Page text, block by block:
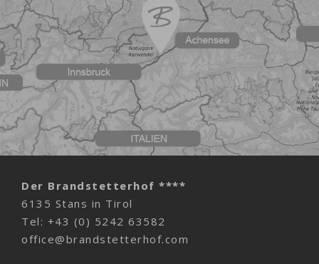
Der Brandstetterhof ****
6135 Stans in Tirol
Tel: +43 (0) 5242 63582
office@brandstetterhof.com